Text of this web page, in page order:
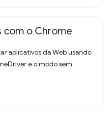
o Chrome
aplicativos da Web usando
e o modo sem